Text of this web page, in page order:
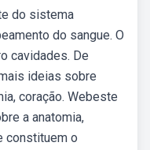
do sistema
do sangue. O
cavidades. De
ideias sobre
coração. Webeste
a anatomia,
constituem o